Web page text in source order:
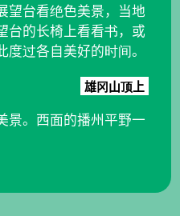
望台看绝色美景，当地
台的长椅上看看书，或
过各自美好的时间。
雄冈山顶上
景。西面的播州平野一